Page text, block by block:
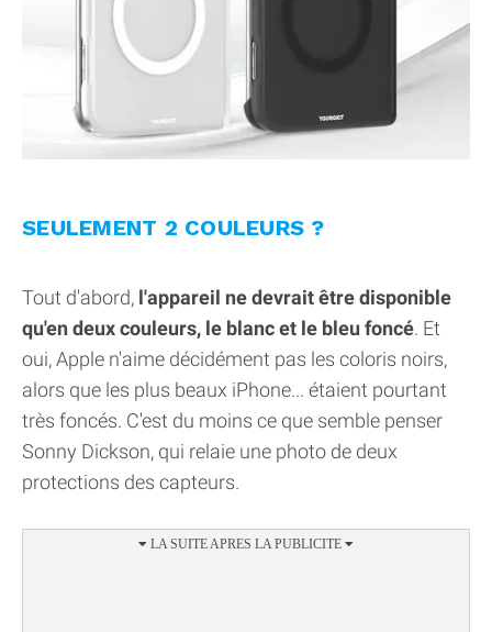
SEULEMENT 2 COULEURS ?
Tout d'abord, l'appareil ne devrait être disponible
qu'en deux couleurs, le blanc et le bleu foncé. Et
oui, Apple n'aime décidément pas les coloris noirs,
alors que les plus beaux iPhone... étaient pourtant
très foncés. C'est du moins ce que semble penser
Sonny Dickson, qui relaie une photo de deux
protections des capteurs.